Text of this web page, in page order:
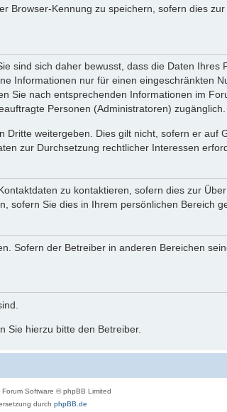
Browser-Kennung zu speichern, sofern dies
sind sich daher bewusst, dass die Daten Ihres
Informationen nur für einen eingeschränkten
Sie nach entsprechenden Informationen im
Personen (Administratoren) zugänglich.
weitergeben. Dies gilt nicht, sofern er auf
zur Durchsetzung rechtlicher Interessen
zu kontaktieren, sofern dies zur
sofern Sie dies in Ihrem persönlichen Bereich
Sofern der Betreiber in anderen Bereichen
Sie hierzu bitte den Betreiber.
Forum Software © phpBB Limited
durch phpBB.de